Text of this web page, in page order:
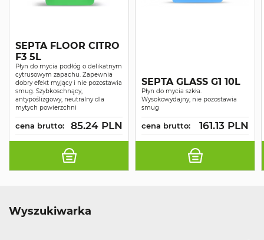
SEPTA FLOOR CITRO
F3 5L
Płyn do mycia podłóg o delikatnym
cytrusowym zapachu. Zapewnia
dobry efekt myjący i nie pozostawia
smug. Szybkoschnący,
antypoślizgowy, neutralny dla
mytych powierzchni
cena brutto: 85.24 PLN
SEPTA GLASS G1 10L
Płyn do mycia szkła.
Wysokowydajny, nie pozostawia
smug
cena brutto: 161.13 PLN
Wyszukiwarka